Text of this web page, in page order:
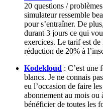
20 questions /
simulateur ressemble
pour s’entraîner. De
durant 3 jours ce qui
exercices. Le tarif est
réduction de 20% à
Kodekloud : C’est une
blancs. Je ne connais
eu l’occasion de faire
abonnement au mois ou
bénéficier de toutes les